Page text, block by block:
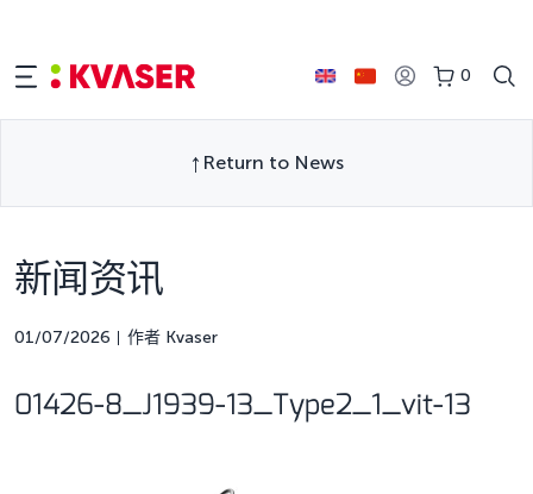
0
Return to News
新闻资讯
01/07/2026 作者 Kvaser
01426-8_J1939-13_Type2_1_vit-13